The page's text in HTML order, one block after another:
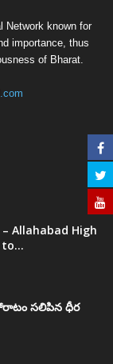
Network known for
importance, thus
of Bharat.
– Allahabad High
సలిపిన ధీర